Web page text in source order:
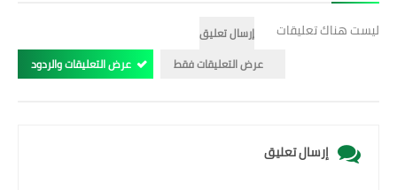
ليست هناك تعليقات
إرسال تعليق
عرض التعليقات فقط
عرض التعليقات والردود
إرسال تعليق